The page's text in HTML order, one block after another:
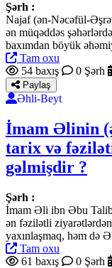
Şərh :
Najaf (ən-Nəcəfül-
ən müqəddəs
baxımdan böyük
Tam oxu
54 baxış
0 Şərh
Paylaş
Əhli-Beyt
İmam Əlinin
tarix və
gəlmişdir ?
Şərh :
İmam Əli ibn Əbu
ən fəzilətli
yaxınlaşmaq, həm də
Tam oxu
61 baxış
0 Şərh